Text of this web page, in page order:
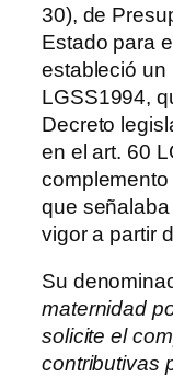
30), de
Estado para
estableció un
LGSS1994,
Decreto
en el art. 60
que
vigor a partir
Su
maternidad
solicite el
contributivas